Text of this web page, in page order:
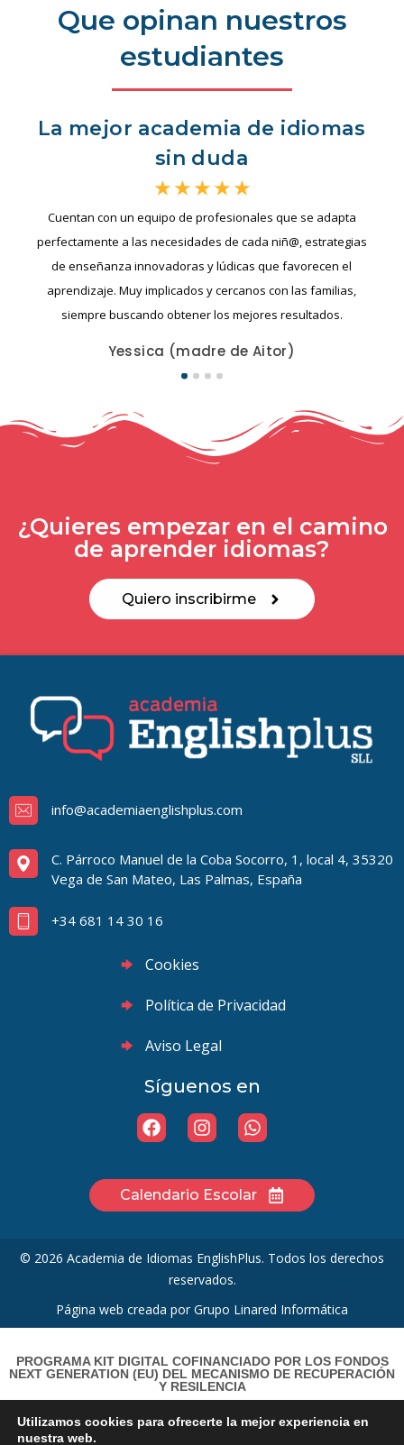
Que opinan nuestros
estudiantes
Yessica (madre de Aitor)
La mejor academia de idiomas
sin duda
★ ★ ★ ★ ★
Cuentan con un equipo de profesionales que se adapta
perfectamente a las necesidades de cada niñ@, estrategias
de enseñanza innovadoras y lúdicas que favorecen el
aprendizaje. Muy implicados y cercanos con las familias,
siempre buscando obtener los mejores resultados.
¿Quieres empezar en el camino
de aprender idiomas?
Quiero inscribirme
info@academiaenglishplus.com
C. Párroco Manuel de la Coba Socorro, 1, local 4, 35320
Vega de San Mateo, Las Palmas, España
+34 681 14 30 16
Cookies
Política de Privacidad
Aviso Legal
Síguenos en
Calendario Escolar
© 2026 Academia de Idiomas EnglishPlus. Todos los derechos
reservados.
Página web creada por Grupo Linared Informática
PROGRAMA KIT DIGITAL COFINANCIADO POR LOS FONDOS
NEXT GENERATION (EU) DEL MECANISMO DE RECUPERACIÓN
Y RESILENCIA
Utilizamos cookies para ofrecerte la mejor experiencia en
nuestra web.